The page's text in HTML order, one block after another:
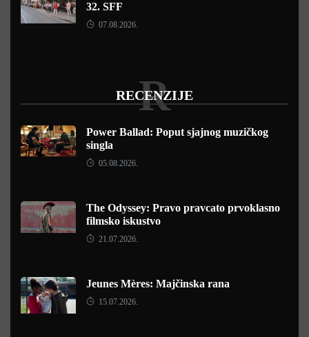
32. SFF
07.08.2026.
RECENZIJE
R
Power Ballad: Poput sjajnog muzičkog
singla
05.08.2026.
The Odyssey: Pravo pravcato prvoklasno
filmsko iskustvo
21.07.2026.
Jeunes Mères: Majčinska rana
15.07.2026.